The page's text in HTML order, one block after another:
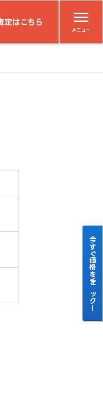
定はこちら
メニュー
今すぐ価格をチェック！